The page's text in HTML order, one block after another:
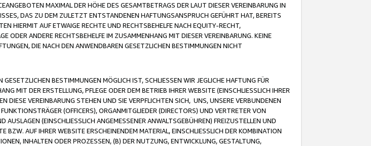
MAXIMAL DER HÖHE DES GESAMTBETRAGS DER LAUT DIESER VEREINBARUNG IN
DAS ZU DEM ZULETZT ENTSTANDENEN HAFTUNGSANSPRUCH GEFÜHRT HAT, BEREITS
HIERMIT AUF ETWAIGE RECHTE UND RECHTSBEHELFE NACH EQUITY-RECHT,
ODER ANDERE RECHTSBEHELFE IM ZUSAMMENHANG MIT DIESER VEREINBARUNG. KEINE
DIE NACH DEN ANWENDBAREN GESETZLICHEN BESTIMMUNGEN NICHT
BESTIMMUNGEN MÖGLICH IST, SCHLIESSEN WIR JEGLICHE HAFTUNG FÜR
MIT DER ERSTELLUNG, PFLEGE ODER DEM BETRIEB IHRER WEBSITE (EINSCHLIESSLICH IHRER
DIESE VEREINBARUNG STEHEN UND SIE VERPFLICHTEN SICH, UNS, UNSERE VERBUNDENEN
(OFFICERS), ORGANMITGLIEDER (DIRECTORS) UND VERTRETER VON
(EINSCHLIESSLICH ANGEMESSENER ANWALTSGEBÜHREN) FREIZUSTELLEN UND
AUF IHRER WEBSITE ERSCHEINENDEM MATERIAL, EINSCHLIESSLICH DER KOMBINATION
INHALTEN ODER PROZESSEN, (B) DER NUTZUNG, ENTWICKLUNG, GESTALTUNG,